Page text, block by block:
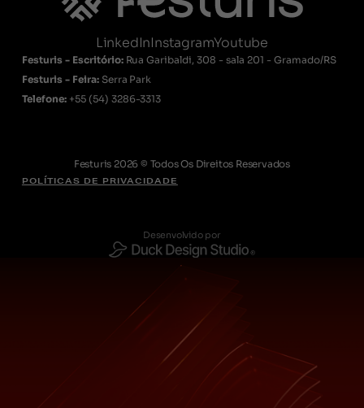
LinkedInInstagramYoutube
Festuris - Escritório: Rua Garibaldi, 308 - sala 201 - Gramado/RS
Festuris - Feira: Serra Park
Telefone: +55 (54) 3286-3313
Festuris 2026 © Todos Os Direitos Reservados
POLÍTICAS DE PRIVACIDADE
Desenvolvido por